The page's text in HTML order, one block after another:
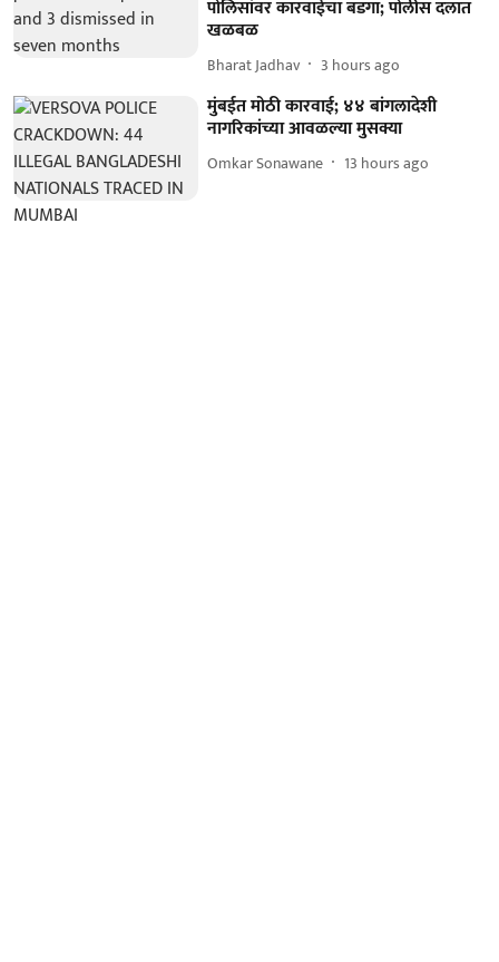
पोलिसांवर कारवाईचा बडगा; पोलीस दलात
खळबळ
Bharat Jadhav 3 hours ago
मुंबईत मोठी कारवाई; ४४ बांगलादेशी
नागरिकांच्या आवळल्या मुसक्या
Omkar Sonawane 13 hours ago